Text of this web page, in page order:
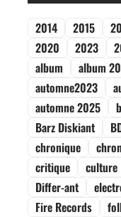
2014 2015
2020
2023
album
album
automne2023
automne 2025
Barz Diskiant
chronique
critique
culture
Differ-ant
Fire Records